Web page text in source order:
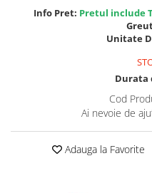
Fructe si legume Bio
Cereale, fulgi din cereale,
Bauturi vegetale
Ulei, otet
Info Pret: Pretul include
Unitate
Durata
Cod
Ai nevoie de
Adauga la Favorite